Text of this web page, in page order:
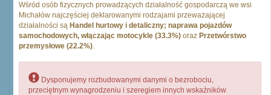
Wśród osób fizycznych prowadzących działalność gospodarczą we wsi
Michałów najczęściej deklarowanymi rodzajami przeważającej
działalności są Handel hurtowy i detaliczny; naprawa pojazdów
samochodowych, włączając motocykle (33.3%) oraz Przetwórstwo
przemysłowe (22.2%).
Dysponujemy rozbudowanymi danymi o bezrobociu,
przeciętnym wynagrodzeniu i szeregiem innych wskaźników